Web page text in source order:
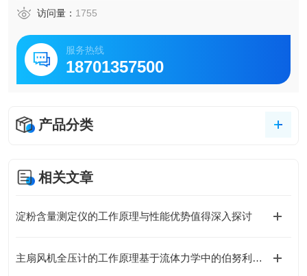
访问量： 1755
服务热线
18701357500
产品分类
相关文章
淀粉含量测定仪的工作原理与性能优势值得深入探讨
主扇风机全压计的工作原理基于流体力学中的伯努利方程